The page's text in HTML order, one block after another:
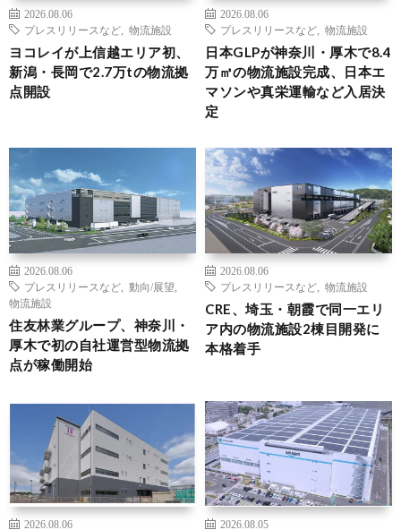
2026.08.06
プレスリリースなど
物流施設
ヨコレイが上信越エリア初、
新潟・長岡で2.7万tの物流拠
点開設
2026.08.06
プレスリリースなど
物流施設
日本GLPが神奈川・厚木で8.4
万㎡の物流施設完成、日本エ
マソンや真栄運輸など入居決
定
2026.08.06
プレスリリースなど
動向/展望
物流施設
住友林業グループ、神奈川・
厚木で初の自社運営型物流拠
点が稼働開始
2026.08.06
プレスリリースなど
物流施設
CRE、埼玉・朝霞で同一エリ
ア内の物流施設2棟目開発に
本格着手
2026.08.06
2026.08.05